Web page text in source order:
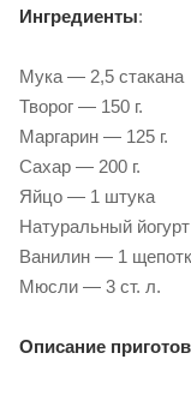
Ингредиенты:
Мука — 2,5 стакана
Творог — 150 г.
Маргарин — 125 г.
Сахар — 200 г.
Яйцо — 1 штука
Натуральный
Ванилин — 1
Мюсли — 3 ст. л.
Описание